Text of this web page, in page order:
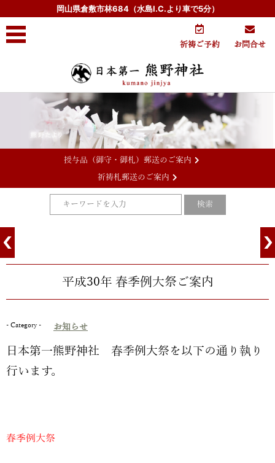
岡山県倉敷市林684（水島I.C.より車で5分）
祈祷ご予約 お問合せ
授与品（御守・御札）郵送のご案内
祈祷札郵送のご案内
平成30年 春季例大祭ご案内
- Category - お知らせ
日本第一熊野神社 春季例大祭を以下の通り執り
行います。
春季例大祭